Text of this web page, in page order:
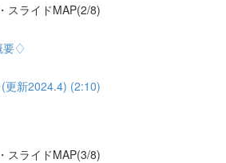
スライドMAP(2/8)
要♢
新2024.4) (2:10)
スライドMAP(3/8)